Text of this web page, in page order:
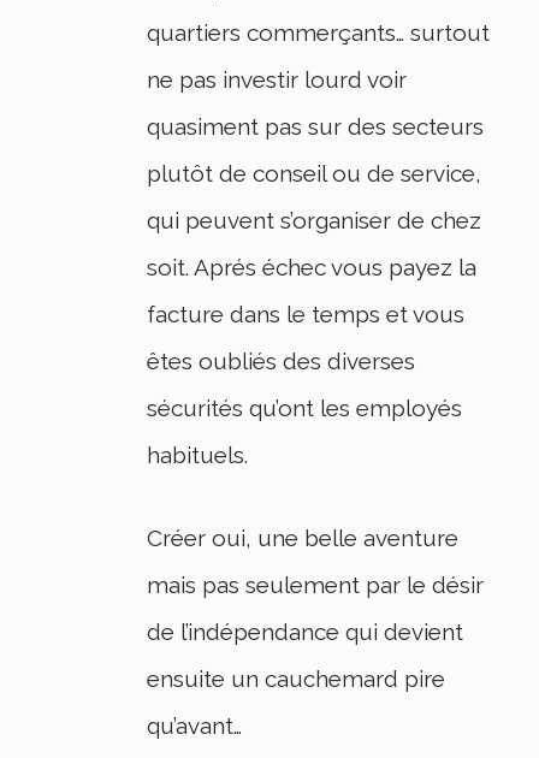
quartiers commerçants… surtout
ne pas investir lourd voir
quasiment pas sur des secteurs
plutôt de conseil ou de service,
qui peuvent s’organiser de chez
soit. Aprés échec vous payez la
facture dans le temps et vous
êtes oubliés des diverses
sécurités qu’ont les employés
habituels.
Créer oui, une belle aventure
mais pas seulement par le désir
de l’indépendance qui devient
ensuite un cauchemard pire
qu’avant…